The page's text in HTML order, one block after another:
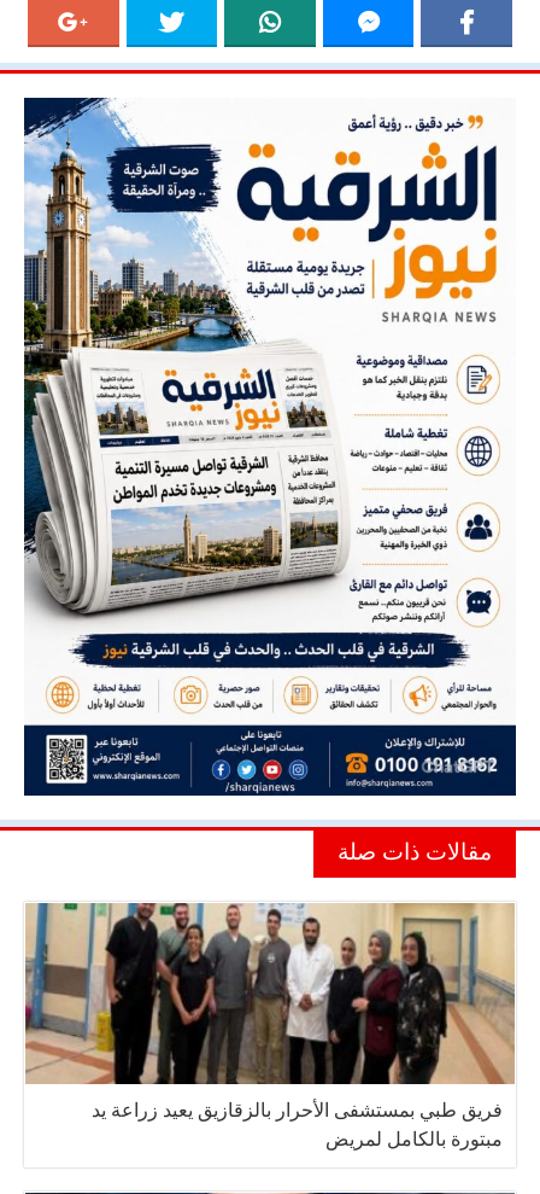
مقالات ذات صلة
فريق طبي بمستشفى الأحرار بالزقازيق يعيد زراعة يد
مبتورة بالكامل لمريض